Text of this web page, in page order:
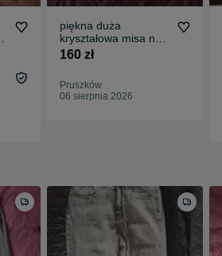
piękna duża
kryształowa misa na
owoce bomboniera
160 zł
Pruszków
06 sierpnia 2026